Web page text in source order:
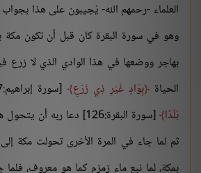
العلماء -رحمهم الله- يُجيبون على هذا
وهو في سورة البقرة كان قبل أن تكون مكة
بهاجر ووضعها في هذا الوادي الذي لا
الحياة بِوَادٍ غَيْرِ ذِي زَرْعٍ [سورة إبراهيم:37] فقال:
بَلَدًا
[سورة البقرة:126] دعا ربه
ثم لما جاء في المرة الأخرى تحولت مكة
بمكة، لما نبع ماء زمزم كما هو معروف،